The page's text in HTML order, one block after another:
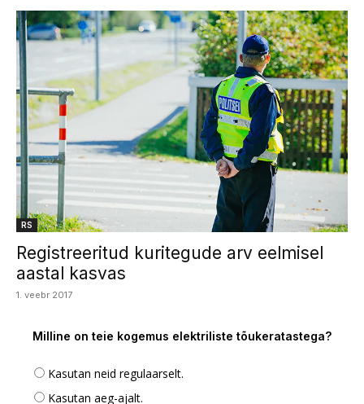
RS
Registreeritud kuritegude arv eelmisel
aastal kasvas
1. veebr 2017
Milline on teie kogemus elektriliste tõukeratastega?
Kasutan neid regulaarselt.
Kasutan aeg-ajalt.